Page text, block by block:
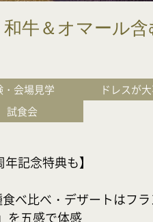
牛＆オマール
・会場見学 ドレスが
試食会
記念特典も】
べ比べ・デザートはフラ
を五感で体感